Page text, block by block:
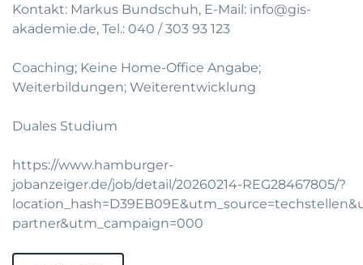
Kontakt: Markus Bundschuh, E-Mail: info@gis-
akademie.de, Tel.: 040 / 303 93 123
Coaching; Keine Home-Office Angabe;
Weiterbildungen; Weiterentwicklung
Duales Studium
https://www.hamburger-
jobanzeiger.de/job/detail/20260214-REG28467805/?
partner&utm_campaign=000